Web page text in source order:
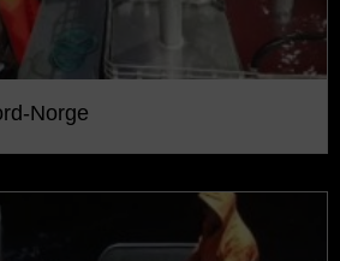
Norge